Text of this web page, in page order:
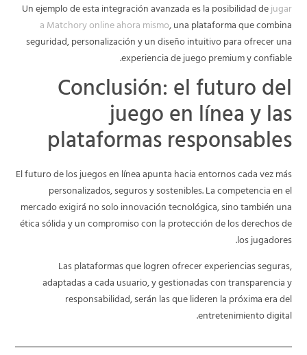
Un ejemplo de esta integración avanzada es la posibilidad dejugar
a Matchory online ahora mismo, una plataforma que combina
seguridad, personalización y un diseño intuitivo para ofrecer una
experiencia de juego premium y confiable.
Conclusión: el futuro del
juego en línea y las
plataformas responsables
El futuro de los juegos en línea apunta hacia entornos cada vez más
personalizados, seguros y sostenibles. La competencia en el
mercado exigirá no solo innovación tecnológica, sino también una
ética sólida y un compromiso con la protección de los derechos de
los jugadores.
Las plataformas que logren ofrecer experiencias seguras,
adaptadas a cada usuario, y gestionadas con transparencia y
responsabilidad, serán las que lideren la próxima era del
entretenimiento digital.